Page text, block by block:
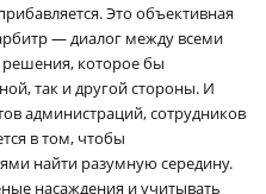
Это объективная
— диалог между всеми
которое бы
так и другой стороны. И
администраций, сотрудников
в том, чтобы
найти разумную середину.
насаждения и учитывать